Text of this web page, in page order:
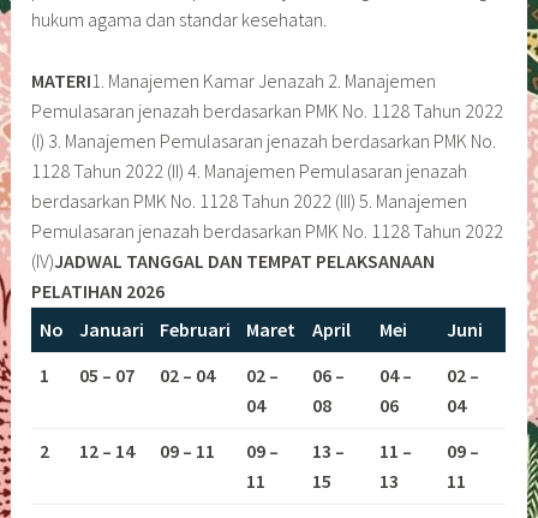
hukum agama dan standar kesehatan.
MATERI1. Manajemen Kamar Jenazah 2. Manajemen
Pemulasaran jenazah berdasarkan PMK No. 1128 Tahun 2022
(I) 3. Manajemen Pemulasaran jenazah berdasarkan PMK No.
1128 Tahun 2022 (II) 4. Manajemen Pemulasaran jenazah
berdasarkan PMK No. 1128 Tahun 2022 (III) 5. Manajemen
Pemulasaran jenazah berdasarkan PMK No. 1128 Tahun 2022
(IV)JADWAL TANGGAL DAN TEMPAT PELAKSANAAN
PELATIHAN 2026
No
Januari Februari Maret April Mei
Juni
1
05 – 07 02 – 04
02 –
04
06 –
08
04 –
06
02 –
04
2
12 – 14 09 – 11
09 –
11
13 –
15
11 –
13
09 –
11